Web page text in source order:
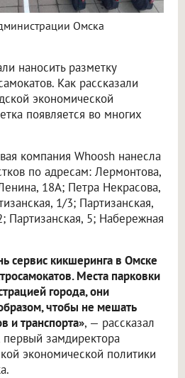
Омска
наносить разметку
Как рассказали
экономической
появляется во многих
компания Whoosh нанесла
по адресам: Лермонтова,
18А; Петра Некрасова,
1/3; Партизанская,
Партизанская, 5; Набережная
сервис кикшеринга в Омске
Места парковки
города, они
чтобы не мешать
транспорта», — рассказал
замдиректора
экономической политики